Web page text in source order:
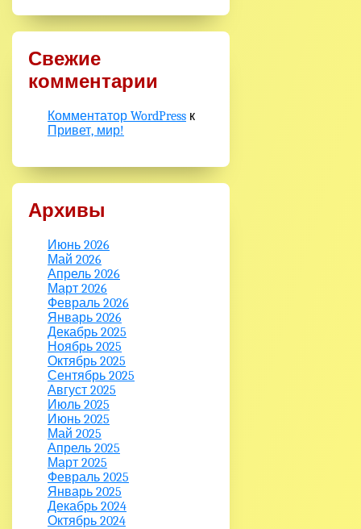
Свежие
комментарии
Комментатор WordPress к
Привет, мир!
Архивы
Июнь 2026
Май 2026
Апрель 2026
Март 2026
Февраль 2026
Январь 2026
Декабрь 2025
Ноябрь 2025
Октябрь 2025
Сентябрь 2025
Август 2025
Июль 2025
Июнь 2025
Май 2025
Апрель 2025
Март 2025
Февраль 2025
Январь 2025
Декабрь 2024
Октябрь 2024